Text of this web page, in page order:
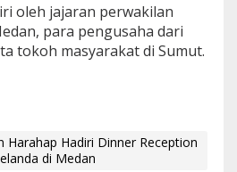
oleh jajaran perwakilan
para pengusaha dari
tokoh masyarakat di Sumut.
Harahap Hadiri Dinner Reception
di Medan